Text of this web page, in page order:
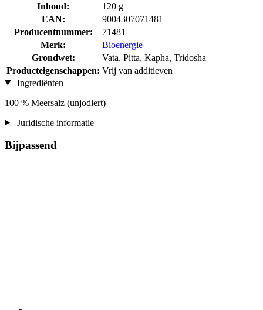
Inhoud:
120 g
EAN:
9004307071481
Producentnummer:
71481
Merk:
Bioenergie
Grondwet:
Vata, Pitta, Kapha, Tridosha
Producteigenschappen: Vrij van additieven
Ingrediënten
100 % Meersalz (unjodiert)
Juridische informatie
Bijpassend